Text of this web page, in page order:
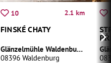
10 2.1 km
FINSKÉ CHATY
Glänzelmühle Waldenburg
08396 Waldenburg